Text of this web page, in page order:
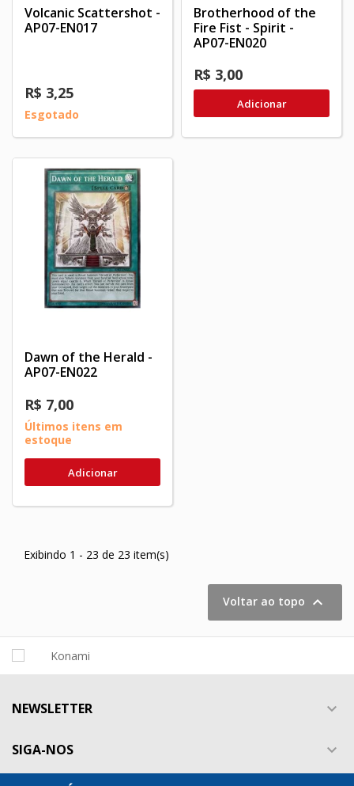
Volcanic Scattershot -
AP07-EN017
R$ 3,25
Esgotado
Brotherhood of the
Fire Fist - Spirit -
AP07-EN020
R$ 3,00
Adicionar
Dawn of the Herald -
AP07-EN022
R$ 7,00
Últimos itens em
estoque
Adicionar
Exibindo 1 - 23 de 23 item(s)
Voltar ao topo 
NEWSLETTER 
SIGA-NOS 